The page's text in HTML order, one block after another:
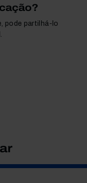
pode partilhá-lo